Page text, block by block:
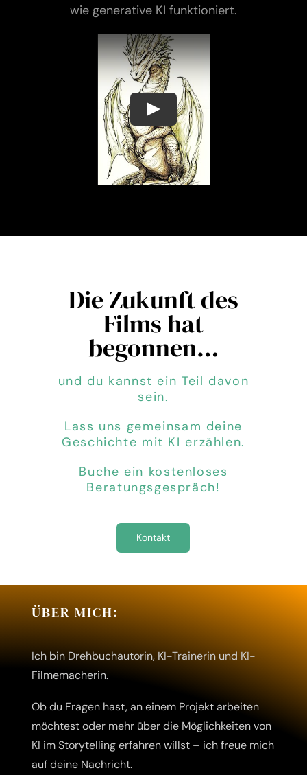
wie generative KI funktioniert.
Play
Die Zukunft des
Films hat
begonnen…
und du kannst ein Teil davon
sein.
Lass uns gemeinsam deine
Geschichte mit KI erzählen.
Buche ein kostenloses
Beratungsgespräch!
Kontakt
ÜBER MICH:
Ich bin Drehbuchautorin, KI-Trainerin und KI-
Filmemacherin.
Ob du Fragen hast, an einem Projekt arbeiten
möchtest oder mehr über die Möglichkeiten von
KI im Storytelling erfahren willst – ich freue mich
auf deine Nachricht.